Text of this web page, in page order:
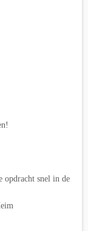
opdracht snel in de